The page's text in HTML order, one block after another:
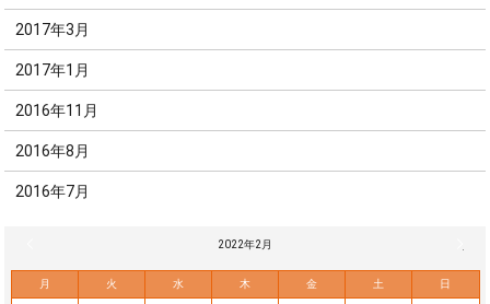
2017年3月
2017年1月
2016年11月
2016年8月
2016年7月
2022年2月
月 火 水 木 金 土 日